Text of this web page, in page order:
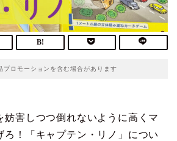
プロモーションを含む場合があります
妨害しつつ倒れないように高くマ
ろ！「キャプテン・リノ」につい